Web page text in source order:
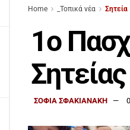
Home _Τοπικά νέα Σητεία
1ο
ΣΟΦΙΑ ΣΦΑΚΙΑΝΑΚΗ